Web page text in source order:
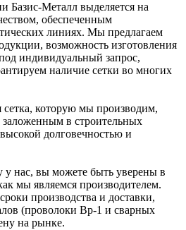
Базис-Металл выделяется на
обеспеченным
линиях. Мы предлагаем
возможность изготовления
индивидуальный запрос,
наличие сетки во многих
сетка, которую мы производим,
заложенным в строительных
долговечностью и
у нас, вы можете быть уверены в
мы являемся производителем.
производства и доставки,
(проволоки Вр-1 и сварных
на рынке.